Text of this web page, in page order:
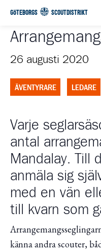
GÖTEBORGS SCOUTDISTRIKT
26 augusti 2020
ÄVENTYRARE LEDARE
Varje
antal
Mandalay. Till
anmäla sig
med en vän
till kvarn som
känna andra scouter,